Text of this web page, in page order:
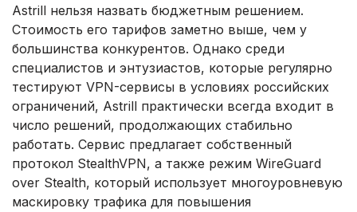
Astrill нельзя назвать бюджетным решением.
Стоимость его тарифов заметно выше, чем у
большинства конкурентов. Однако среди
специалистов и энтузиастов, которые регулярно
тестируют VPN-сервисы в условиях российских
ограничений, Astrill практически всегда входит в
число решений, продолжающих стабильно
работать. Сервис предлагает собственный
протокол StealthVPN, а также режим WireGuard
over Stealth, который использует многоуровневую
маскировку трафика для повышения